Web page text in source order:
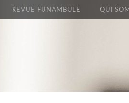
REVUE FUNAMBULE QUI